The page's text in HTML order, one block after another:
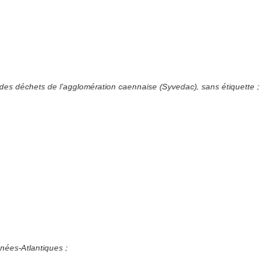
déchets de l’agglomération caennaise (Syvedac), sans étiquette ;
Atlantiques ;